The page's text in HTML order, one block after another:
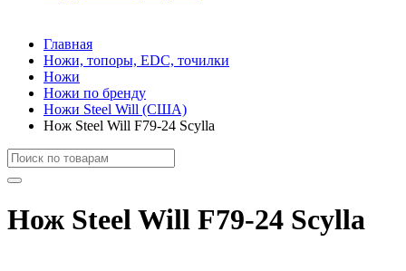
Главная
Ножи, топоры, EDC, точилки
Ножи
Ножи по бренду
Ножи Steel Will (США)
Нож Steel Will F79-24 Scylla
Нож Steel Will F79-24 Scylla